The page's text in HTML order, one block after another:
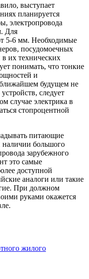
выступает
планируется
электропровода
Для
5-6 мм. Необходимые
посудомоечных
их технических
понимать, что тонкие
и
будущем не
следует
случае электрика в
стопроцентной
питающие
большого
зарубежного
это самые
доступной
аналоги или такие
При должном
руками окажется
жилого